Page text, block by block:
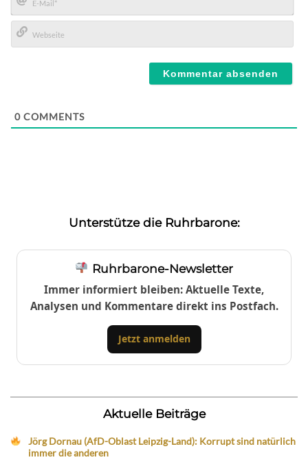
E-
Mail*
0 COMMENTS
Unterstütze die Ruhrbarone:
Ruhrbarone-Newsletter
Immer informiert bleiben: Aktuelle Texte,
Analysen und Kommentare direkt ins Postfach.
Jetzt anmelden
Aktuelle Beiträge
Jörg Dornau (AfD-Oblast Leipzig-Land): Korrupt sind natürlich
immer die anderen